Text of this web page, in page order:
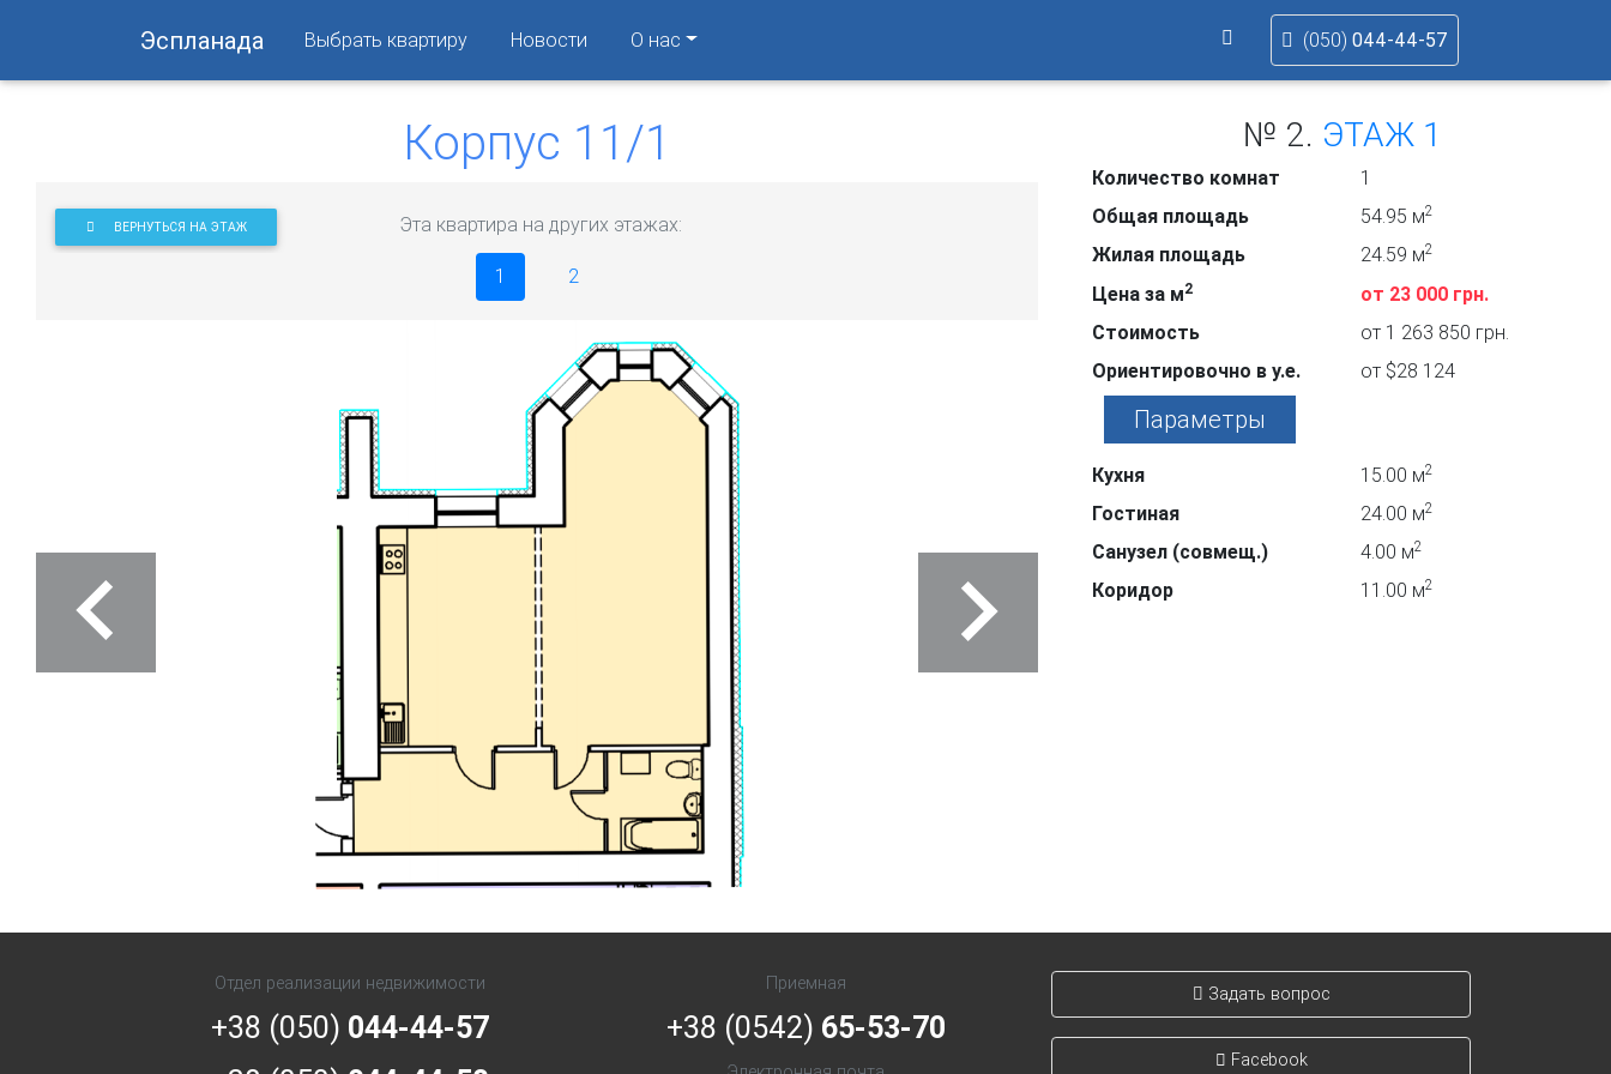
Эспланада Выбрать квартиру Новости О нас (050) 044-44-57
Корпус 11/1
ВЕРНУТЬСЯ НА ЭТАЖ Эта квартира на других этажах:
1 2
Previous Next
№ 2. ЭТАЖ 1
Количество комнат
1
Общая площадь
54.95 м2
Жилая площадь 24.59 м2
Цена за м2
от 23 000 грн.
Стоимость
от 1 263 850 грн.
Ориентировочно в у.е.
от $28 124
Параметры
Кухня 15.00 м2
Гостиная 24.00 м2
Санузел (совмещ.) 4.00 м2
Коридор 11.00 м2
Отдел реализации недвижимости
+38 (050) 044-44-57
Приемная
+38 (0542) 65-53-70
Задать вопрос
Facebook